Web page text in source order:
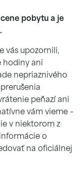
pobytu a je
vás upozornili,
hodiny ani
nepriaznivého
peňazí ani
vám vieme –
v niektorom z
o
na oficiálnej